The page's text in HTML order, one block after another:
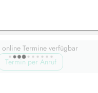
online Termine verfügbar
Termin per Anruf